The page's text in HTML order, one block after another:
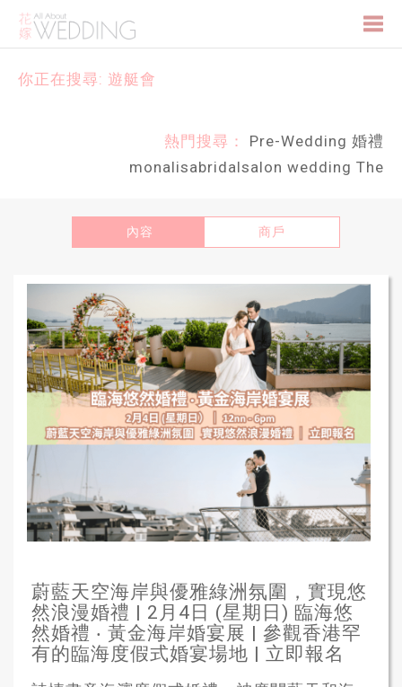
你正在搜尋: 遊艇會
熱門搜尋： Pre-Wedding 婚禮
monalisabridalsalon wedding The
內容 商戶
蔚藍天空海岸與優雅綠洲氛圍，實現悠
然浪漫婚禮 | 2月4日 (星期日) 臨海悠
然婚禮 ‧ 黃金海岸婚宴展 | 參觀香港罕
有的臨海度假式婚宴場地 | 立即報名